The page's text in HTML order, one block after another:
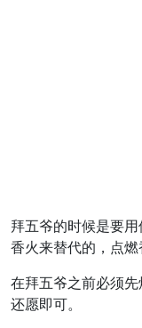
拜五爷的时候是要
香火来替代的，点
在拜五爷之前必须
还愿即可。